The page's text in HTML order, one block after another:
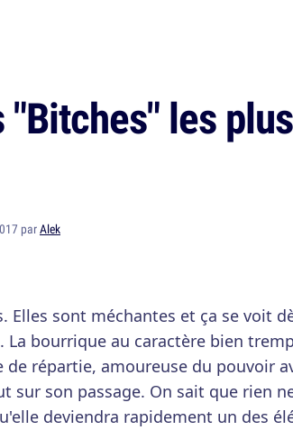
"Bitches" les
parAlek
Elles sont méchantes et ça se voit
La bourrique au caractère bien
de répartie, amoureuse du pouvoir
sur son passage. On sait que rien
deviendra rapidement un des